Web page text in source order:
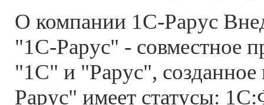
О компании 1С-Рарус
"1С-Рарус" - совместное
"1С" и "Рарус", созданное
Рарус" имеет статусы: